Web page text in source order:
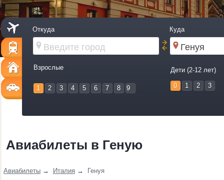
Откуда Куда
Взрослые
1 2 3 4 5 6 7 8 9
Дети (2-12 лет)
0 1 2 3
Авиабилеты в Геную
Авиабилеты → Италия → Генуя